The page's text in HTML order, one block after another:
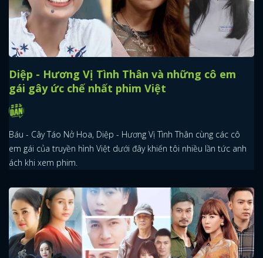
Diệp - Hương Vị Tình Thân và những cô em
gái gây ức chế nhất phim Việt
Báu - Cây Táo Nở Hoa, Diệp - Hương Vị Tình Thân cùng các cô
em gái của truyền hình Việt dưới đây khiến tôi nhiều lần tức anh
ách khi xem phim.